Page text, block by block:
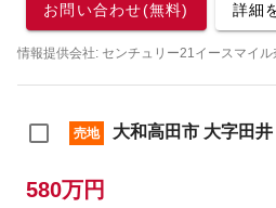
お問い合わせ(無料) 詳細
情報提供会社: センチュリー21イースマイル
売地 大和高田市 大字田
580万円